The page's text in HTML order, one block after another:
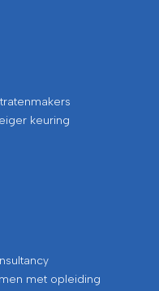
keuring
met opleiding